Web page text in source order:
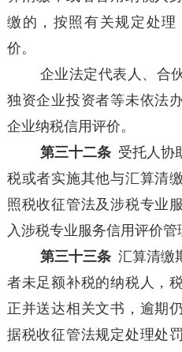
缴的，按照有关规定处
价。
企业法定代表人、合
独资企业投资者等未依法
企业纳税信用评价。
第三十二条 受托人协
税或者实施其他与汇算清
照税收征管法及涉税专业
入涉税专业服务信用评价管
第三十三条 汇算清缴
者未足额补税的纳税人，
正并送达相关文书，逾期
据税收征管法规定处理处